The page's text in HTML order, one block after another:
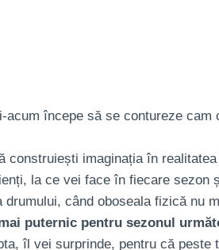
începe să se contureze
imaginația în
la ce vei face în fiecare sezon
când oboseala fizică nu
puternic pentru sezonul
îl vei surprinde, pentru că